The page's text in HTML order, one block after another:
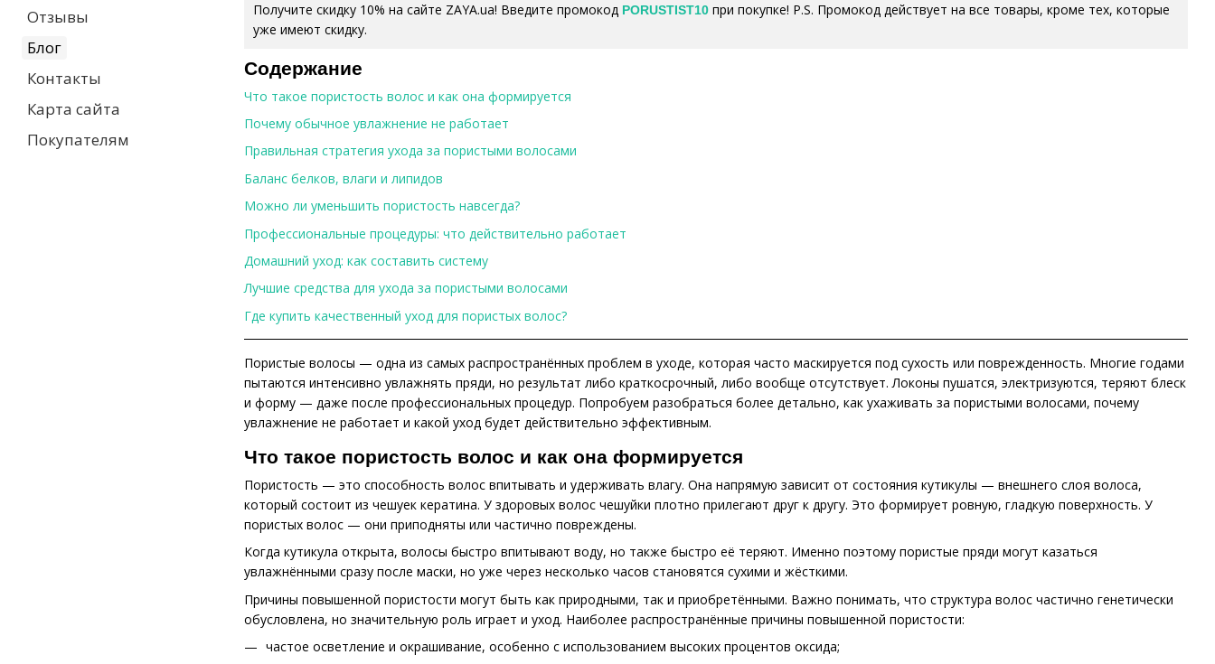
Получите скидку 10% на сайте ZAYA.ua! Введите промокод PORUSTIST10 при покупке! P.S. Промокод действует на все товары, кроме тех, которые
уже имеют скидку.
Содержание
Что такое пористость волос и как она формируется
Почему обычное увлажнение не работает
Правильная стратегия ухода за пористыми волосами
Баланс белков, влаги и липидов
Можно ли уменьшить пористость навсегда?
Профессиональные процедуры: что действительно работает
Домашний уход: как составить систему
Лучшие средства для ухода за пористыми волосами
Где купить качественный уход для пористых волос?
Пористые волосы — одна из самых распространённых проблем в уходе, которая часто маскируется под сухость или поврежденность. Многие годами
пытаются интенсивно увлажнять пряди, но результат либо краткосрочный, либо вообще отсутствует. Локоны пушатся, электризуются, теряют блеск
и форму — даже после профессиональных процедур. Попробуем разобраться более детально, как ухаживать за пористыми волосами, почему
увлажнение не работает и какой уход будет действительно эффективным.
Что такое пористость волос и как она формируется
Пористость — это способность волос впитывать и удерживать влагу. Она напрямую зависит от состояния кутикулы — внешнего слоя волоса,
который состоит из чешуек кератина. У здоровых волос чешуйки плотно прилегают друг к другу. Это формирует ровную, гладкую поверхность. У
пористых волос — они приподняты или частично повреждены.
Когда кутикула открыта, волосы быстро впитывают воду, но также быстро её теряют. Именно поэтому пористые пряди могут казаться
увлажнёнными сразу после маски, но уже через несколько часов становятся сухими и жёсткими.
Причины повышенной пористости могут быть как природными, так и приобретёнными. Важно понимать, что структура волос частично генетически
обусловлена, но значительную роль играет и уход. Наиболее распространённые причины повышенной пористости:
частое осветление и окрашивание, особенно с использованием высоких процентов оксида;
Отзывы
Блог
Контакты
Карта сайта
Покупателям